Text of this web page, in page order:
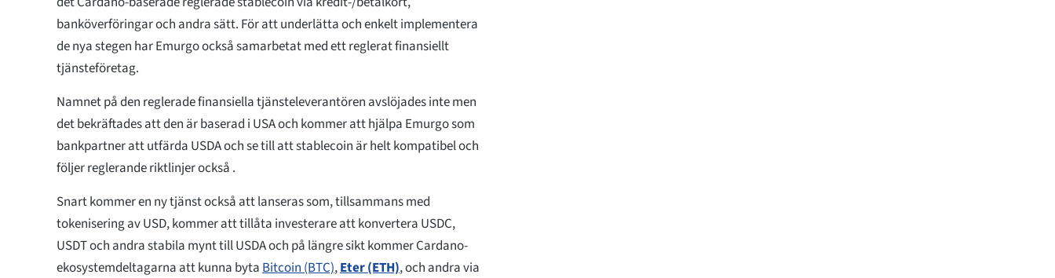
banköverföringar och andra sätt. För att underlätta och enkelt implementera
de nya stegen har Emurgo också samarbetat med ett reglerat finansiellt
tjänsteföretag.
Namnet på den reglerade finansiella tjänsteleverantören avslöjades inte men
det bekräftades att den är baserad i USA och kommer att hjälpa Emurgo som
bankpartner att utfärda USDA och se till att stablecoin är helt kompatibel och
följer reglerande riktlinjer också .
Snart kommer en ny tjänst också att lanseras som, tillsammans med
tokenisering av USD, kommer att tillåta investerare att konvertera USDC,
USDT och andra stabila mynt till USDA och på längre sikt kommer Cardano-
ekosystemdeltagarna att kunna byta Bitcoin (BTC),Eter (ETH), och andra via